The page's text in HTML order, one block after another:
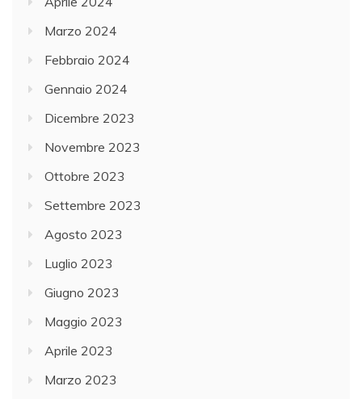
Marzo 2024
Febbraio 2024
Gennaio 2024
Dicembre 2023
Novembre 2023
Ottobre 2023
Settembre 2023
Agosto 2023
Luglio 2023
Giugno 2023
Maggio 2023
Aprile 2023
Marzo 2023